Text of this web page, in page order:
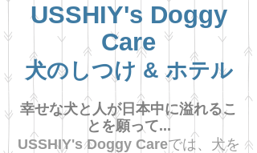
USSHIY's Doggy
Care
犬のしつけ & ホテル
幸せな犬と人が日本中に溢れるこ
とを願って...
USSHIY's Doggy Careでは、犬を